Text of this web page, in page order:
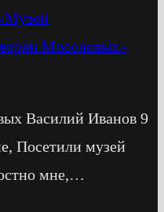
Мосоловых»
Василий Иванов 9
Посетили музей
мне,…